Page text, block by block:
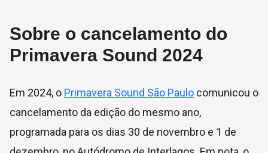
Sobre o cancelamento do
Primavera Sound 2024
Em 2024, o Primavera Sound São Paulo comunicou o
cancelamento da edição do mesmo ano,
programada para os dias 30 de novembro e 1 de